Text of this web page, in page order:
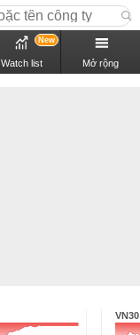
Watch list
New
Mở rộng
VN30